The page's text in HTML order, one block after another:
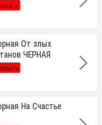
От злых
ЧЕРНАЯ
На Счастье